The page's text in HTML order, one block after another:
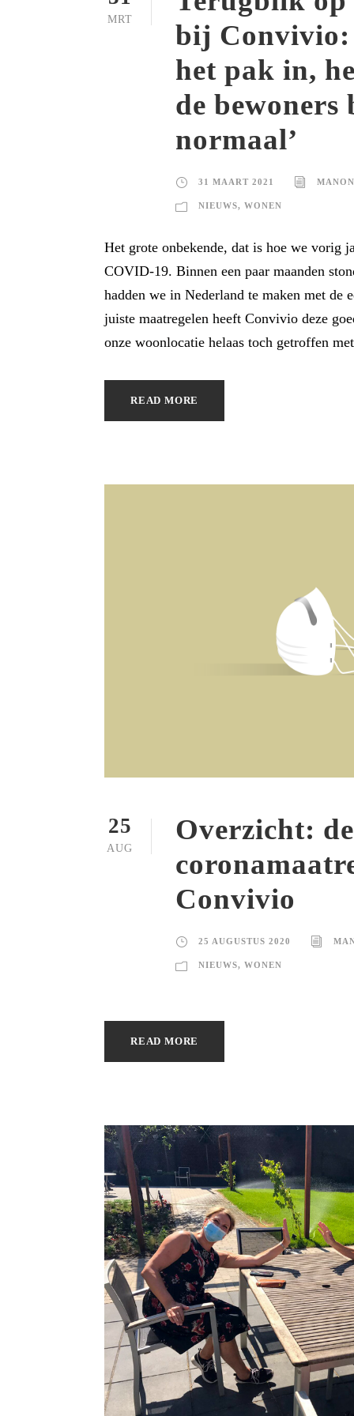
MRT
bij Convivio:
het pak in,
de bewoners
normaal’
31 MAART 2021
NIEUWS, WONEN
Het grote onbekende, dat is hoe we vorig
COVID-19. Binnen een paar maanden
hadden we in Nederland te maken met de
juiste maatregelen heeft Convivio deze
onze woonlocatie helaas toch getroffen
READ MORE
25
AUG
Overzicht:
Convivio
25 AUGUSTUS 2020
NIEUWS, WONEN
READ MORE